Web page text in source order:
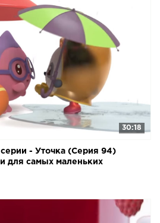
30:18
- Уточка (Серия 94)
для самых маленьких